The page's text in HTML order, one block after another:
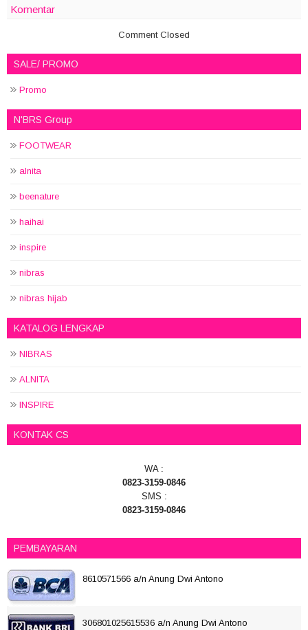
Komentar
Comment Closed
SALE/ PROMO
Promo
N'BRS Group
FOOTWEAR
alnita
beenature
haihai
inspire
nibras
nibras hijab
KATALOG LENGKAP
NIBRAS
ALNITA
INSPIRE
KONTAK CS
WA :
0823-3159-0846
SMS :
0823-3159-0846
PEMBAYARAN
8610571566 a/n Anung Dwi Antono
306801025615536 a/n Anung Dwi Antono